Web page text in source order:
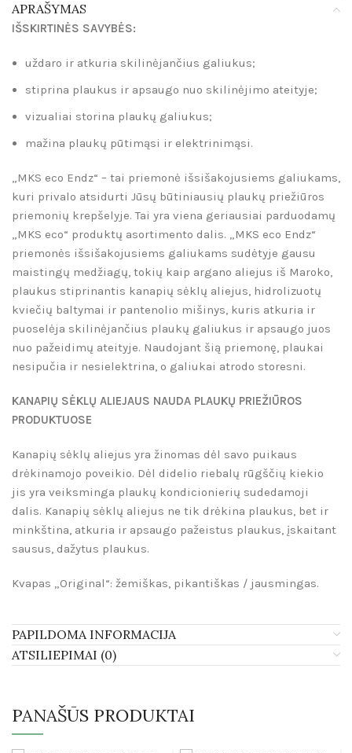
APRAŠYMAS
IŠSKIRTINĖS SAVYBĖS:
uždaro ir atkuria skilinėjančius galiukus;
stiprina plaukus ir apsaugo nuo skilinėjimo ateityje;
vizualiai storina plaukų galiukus;
mažina plaukų pūtimąsi ir elektrinimąsi.
„MKS eco Endz“ – tai priemonė išsišakojusiems galiukams,
kuri privalo atsidurti Jūsų būtiniausių plaukų priežiūros
priemonių krepšelyje. Tai yra viena geriausiai parduodamų
„MKS eco“ produktų asortimento dalis. „MKS eco Endz“
priemonės išsišakojusiems galiukams sudėtyje gausu
maistingų medžiagų, tokių kaip argano aliejus iš Maroko,
plaukus stiprinantis kanapių sėklų aliejus, hidrolizuotų
kviečių baltymai ir pantenolio mišinys, kuris atkuria ir
puoselėja skilinėjančius plaukų galiukus ir apsaugo juos
nuo pažeidimų ateityje. Naudojant šią priemonę, plaukai
nesipučia ir nesielektrina, o galiukai atrodo storesni.
KANAPIŲ SĖKLŲ ALIEJAUS NAUDA PLAUKŲ PRIEŽIŪROS
PRODUKTUOSE
Kanapių sėklų aliejus yra žinomas dėl savo puikaus
drėkinamojo poveikio. Dėl didelio riebalų rūgščių kiekio
jis yra veiksminga plaukų kondicionierių sudedamoji
dalis. Kanapių sėklų aliejus ne tik drėkina plaukus, bet ir
minkština, atkuria ir apsaugo pažeistus plaukus, įskaitant
sausus, dažytus plaukus.
Kvapas „Original“: žemiškas, pikantiškas / jausmingas.
PAPILDOMA INFORMACIJA
ATSILIEPIMAI (0)
PANAŠŪS PRODUKTAI